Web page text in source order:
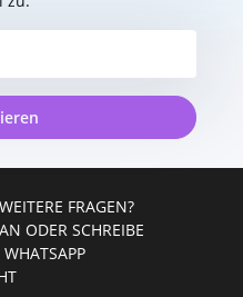
FRAGEN?
ODER SCHREIBE